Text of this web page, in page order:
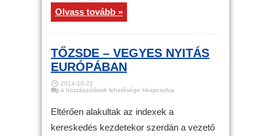
Olvass tovább »
TŐZSDE – VEGYES NYITÁS
EURÓPÁBAN
2014-10-22
Tőzsde
nyitás
Európában
a hozzászólások lehetősége kikapcsolva
Eltérően alakultak az indexek a
kereskedés kezdetekor szerdán a vezető